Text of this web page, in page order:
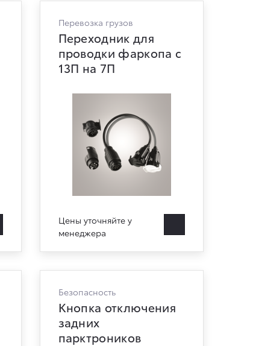
Перевозка грузов
Переходник для
проводки фаркопа с
13П на 7П
Цены уточняйте у
менеджера
Безопасность
Кнопка отключения
задних
парктроников